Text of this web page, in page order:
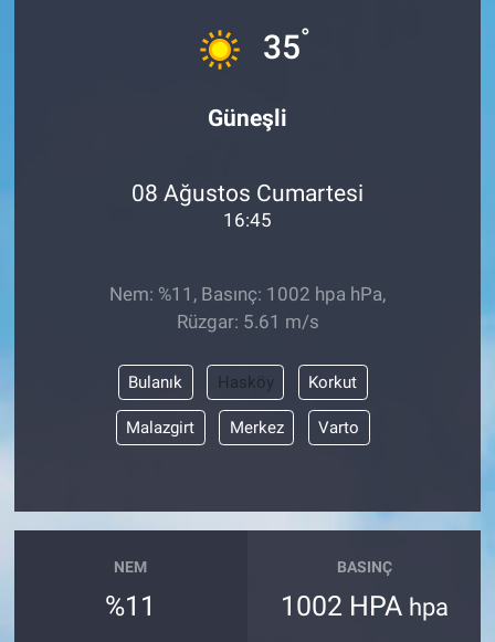
35°
Güneşli
08 Ağustos Cumartesi
16:45
Nem: %11, Basınç: 1002 hpa hPa,
Rüzgar: 5.61 m/s
Bulanık Hasköy Korkut
Malazgirt Merkez Varto
NEM
%11
BASINÇ
1002 HPA hpa